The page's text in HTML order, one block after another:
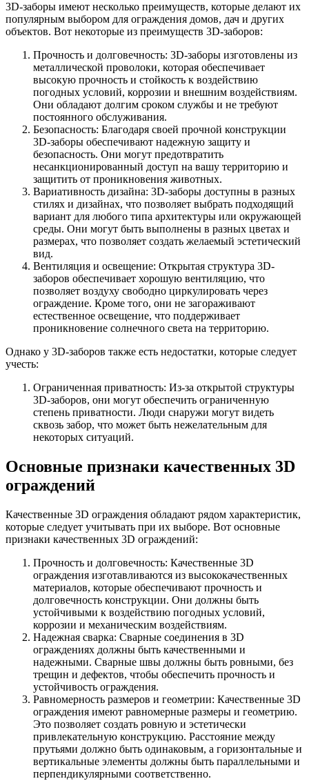
3D-заборы имеют несколько преимуществ, которые делают их
популярным выбором для ограждения домов, дач и других
объектов. Вот некоторые из преимуществ 3D-заборов:
Прочность и долговечность: 3D-заборы изготовлены из
металлической проволоки, которая обеспечивает
высокую прочность и стойкость к воздействию
погодных условий, коррозии и внешним воздействиям.
Они обладают долгим сроком службы и не требуют
постоянного обслуживания.
Безопасность: Благодаря своей прочной конструкции
3D-заборы обеспечивают надежную защиту и
безопасность. Они могут предотвратить
несанкционированный доступ на вашу территорию и
защитить от проникновения животных.
Вариативность дизайна: 3D-заборы доступны в разных
стилях и дизайнах, что позволяет выбрать подходящий
вариант для любого типа архитектуры или окружающей
среды. Они могут быть выполнены в разных цветах и
размерах, что позволяет создать желаемый эстетический
вид.
Вентиляция и освещение: Открытая структура 3D-
заборов обеспечивает хорошую вентиляцию, что
позволяет воздуху свободно циркулировать через
ограждение. Кроме того, они не загораживают
естественное освещение, что поддерживает
проникновение солнечного света на территорию.
Однако у 3D-заборов также есть недостатки, которые следует
учесть:
Ограниченная приватность: Из-за открытой структуры
3D-заборов, они могут обеспечить ограниченную
степень приватности. Люди снаружи могут видеть
сквозь забор, что может быть нежелательным для
некоторых ситуаций.
Основные признаки качественных 3D
ограждений
Качественные 3D ограждения обладают рядом характеристик,
которые следует учитывать при их выборе. Вот основные
признаки качественных 3D ограждений:
Прочность и долговечность: Качественные 3D
ограждения изготавливаются из высококачественных
материалов, которые обеспечивают прочность и
долговечность конструкции. Они должны быть
устойчивыми к воздействию погодных условий,
коррозии и механическим воздействиям.
Надежная сварка: Сварные соединения в 3D
ограждениях должны быть качественными и
надежными. Сварные швы должны быть ровными, без
трещин и дефектов, чтобы обеспечить прочность и
устойчивость ограждения.
Равномерность размеров и геометрии: Качественные 3D
ограждения имеют равномерные размеры и геометрию.
Это позволяет создать ровную и эстетически
привлекательную конструкцию. Расстояние между
прутьями должно быть одинаковым, а горизонтальные и
вертикальные элементы должны быть параллельными и
перпендикулярными соответственно.